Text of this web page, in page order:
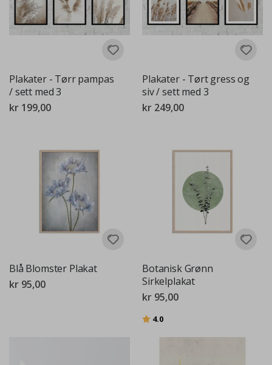
Plakater - Tørr pampas
/ sett med 3
kr 199,00
Plakater - Tørt gress og
siv / sett med 3
kr 249,00
Blå Blomster Plakat
kr 95,00
Botanisk Grønn
Sirkelplakat
kr 95,00
Karakter:
4.0